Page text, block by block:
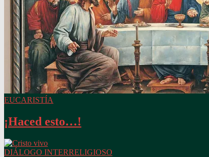
EUCARISTÍA
¡Haced esto…!
DIÁLOGO INTERRELIGIOSO